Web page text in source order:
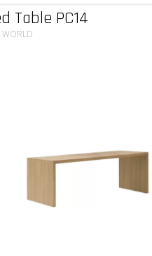
Table PC14